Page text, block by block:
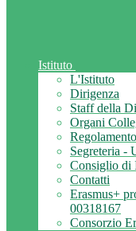
Istituto
L'Istituto
Dirigenza
Staff della
Organi
Segreteria -
Consiglio di
Contatti
Erasmus+
00318167
Consorzio